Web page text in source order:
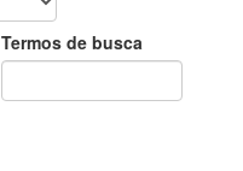
Termos de busca